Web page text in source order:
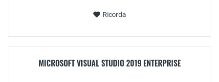
Ricorda
MICROSOFT VISUAL STUDIO 2019 ENTERPRISE